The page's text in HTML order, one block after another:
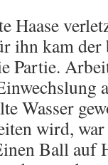
Haase
ihn kam
Partie.
Wasser
wird, war
Ball auf